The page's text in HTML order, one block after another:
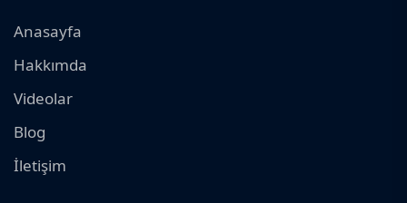
Anasayfa
Hakkımda
Videolar
Blog
İletişim